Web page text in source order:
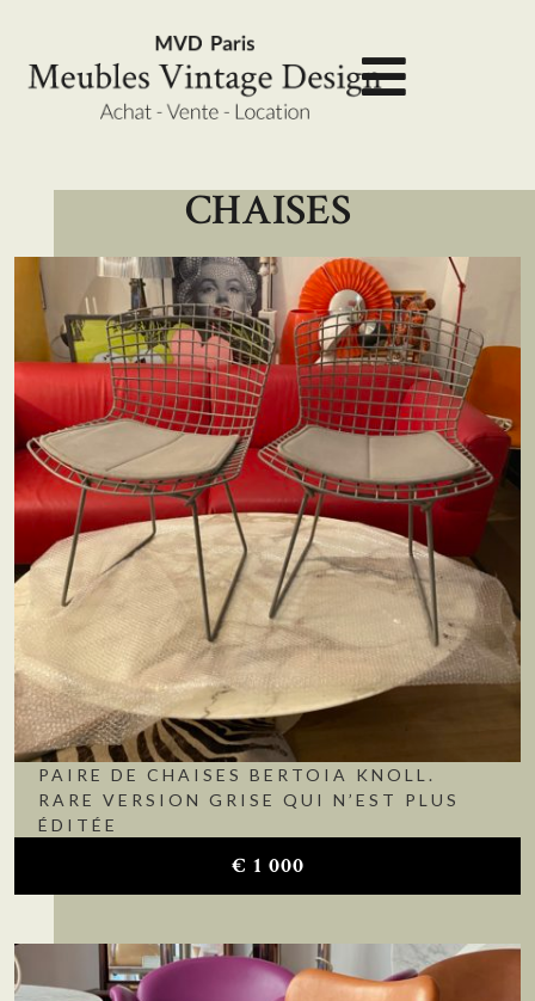
CHAISES
PAIRE DE CHAISES BERTOIA KNOLL.
RARE VERSION GRISE QUI N’EST PLUS
ÉDITÉE
€ 1 000